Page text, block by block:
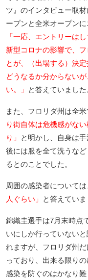
ツ』のインタビュー取
ープンと全米オープン
「一応、エントリーは
新型コロナの影響で、
とが、（出場する）決
どうなるか分からない
い。」
と答えていました
また、フロリダ州は全
り街自体は危機感がな
り」
と明かし、自身は
後には服を全て洗うな
るとのことでした。
周囲の感染者については
人ぐらい」
と答えていま
錦織圭選手は7月末時点
いにしか行っていない
れますが、フロリダ州
っており、出来る限り
感染を防ぐのはかなり難